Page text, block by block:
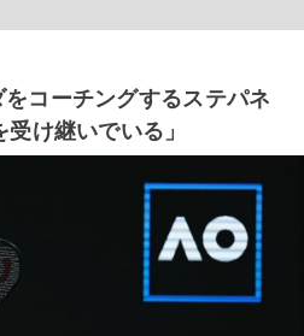
をコーチングするステパネ
け継いでいる」